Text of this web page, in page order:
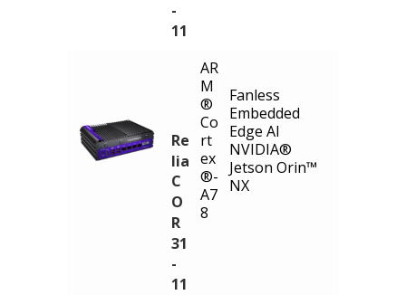
-
11
Re
lia
C
O
R
31
-
11
AR
M
®
Co
rt
ex
®-
A7
8
Fanless
Embedded
Edge AI
NVIDIA®
Jetson Orin™
NX